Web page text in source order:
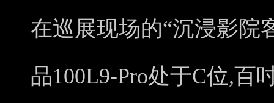
在巡展现场的“沉浸影院
品100L9-Pro处于C位,百